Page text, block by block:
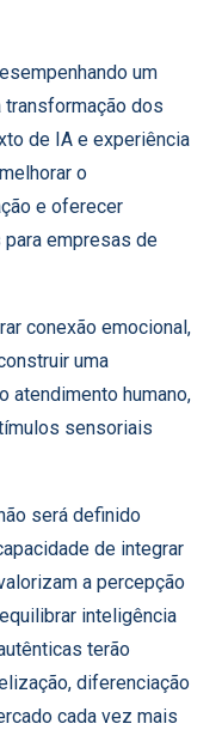
um
dos
de IA e experiência
o
e oferecer
empresas de
conexão emocional,
uma
atendimento humano,
sensoriais
será definido
de integrar
a percepção
inteligência
terão
diferenciação
cada vez mais